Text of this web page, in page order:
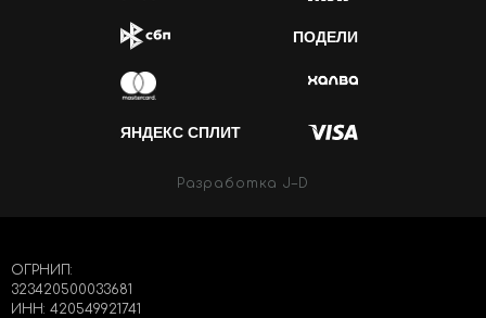
Разработка J–D
ПОДЕЛИ
ЯНДЕКС СПЛИТ
ОГРНИП:
323420500033681
ИНН: 420549921741